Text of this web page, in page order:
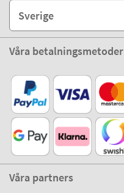
Sverige
Våra betalningsmetoder
Våra partners